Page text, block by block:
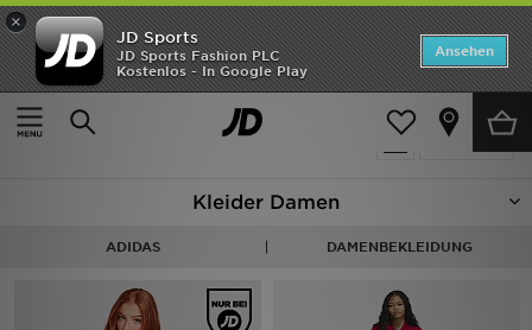
×
JD Sports
JD Sports Fashion PLC
Kostenlos - In Google Play
Ansehen
Home
Frauen Frauenkleidung Kleider
Verfeinern
20 Produkte
Kleider Damen
ADIDAS DAMENBEKLEIDUNG
ANGEBOTE
Neuheiten
Bestsellers